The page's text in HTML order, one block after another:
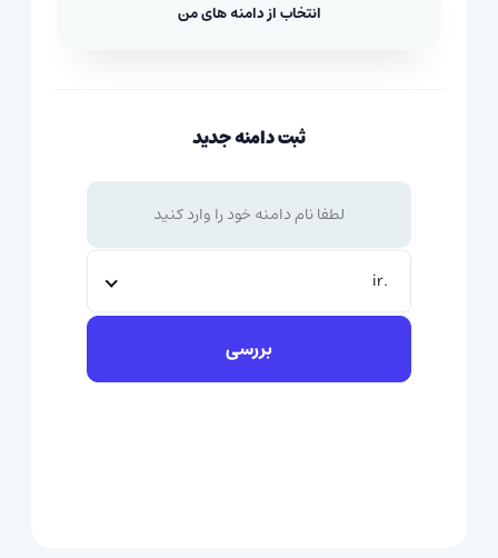
انتخاب از دامنه های من
ثبت دامنه جدید
.ir
بررسی